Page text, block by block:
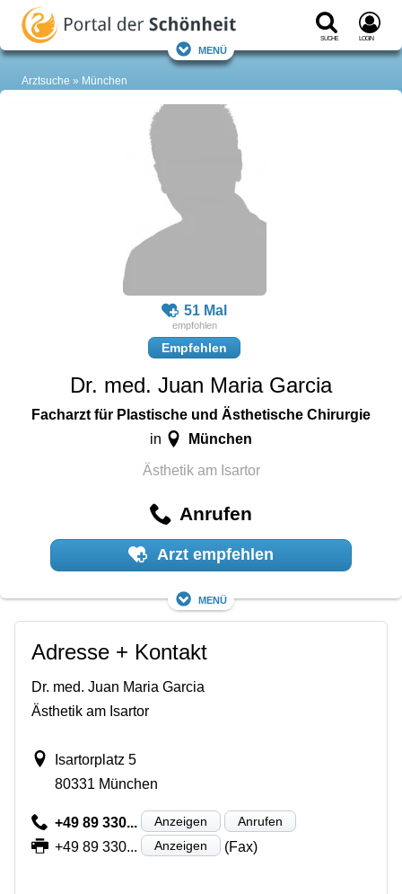
Suche Login
Menü
Arztsuche München
51 Mal
Empfehlen
Dr. med. Juan Maria Garcia
Facharzt für Plastische und Ästhetische Chirurgie
in München
Ästhetik am Isartor
Anrufen
Arzt empfehlen
Menü
Adresse + Kontakt
Dr. med. Juan Maria Garcia
Ästhetik am Isartor
Isartorplatz 5
80331 München
+49 89 330... Anzeigen Anrufen
+49 89 330... Anzeigen (Fax)